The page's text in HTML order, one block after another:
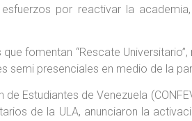
por reactivar la
fomentan “Rescate
semi presenciales en medio de la
Estudiantes de Venezuela
de la ULA, anunciaron la